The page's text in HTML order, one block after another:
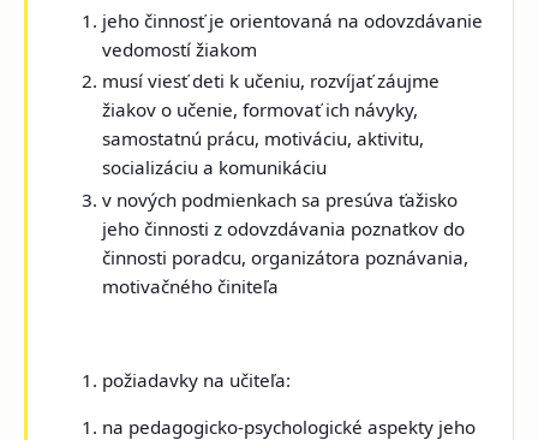
jeho činnosť je orientovaná na odovzdávanie
vedomostí žiakom
musí viesť deti k učeniu, rozvíjať záujme
žiakov o učenie, formovať ich návyky,
samostatnú prácu, motiváciu, aktivitu,
socializáciu a komunikáciu
v nových podmienkach sa presúva ťažisko
jeho činnosti z odovzdávania poznatkov do
činnosti poradcu, organizátora poznávania,
motivačného činiteľa
požiadavky na učiteľa:
na pedagogicko-psychologické aspekty jeho